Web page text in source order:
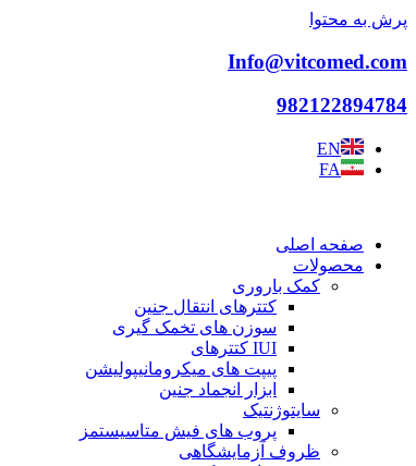
پرش به محتوا
Info@vitcomed.com
982122894784
EN
FA
صفحه اصلی
محصولات
کمک باروری
کتترهای انتقال جنین
سوزن های تخمک گیری
IUI کتترهای
پیپت های میکرومانیپولیشن
ابزار انجماد جنین
سایتوژنتیک
پروب های فیش متاسیستمز
ظروف آزمایشگاهی